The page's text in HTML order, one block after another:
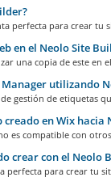
perfecta para crear tu
en el Neolo Site
una copia de este en
Manager utilizando
gestión de etiquetas
en Wix hacia
es compatible con
crear con el Neolo
perfecta para crear tu